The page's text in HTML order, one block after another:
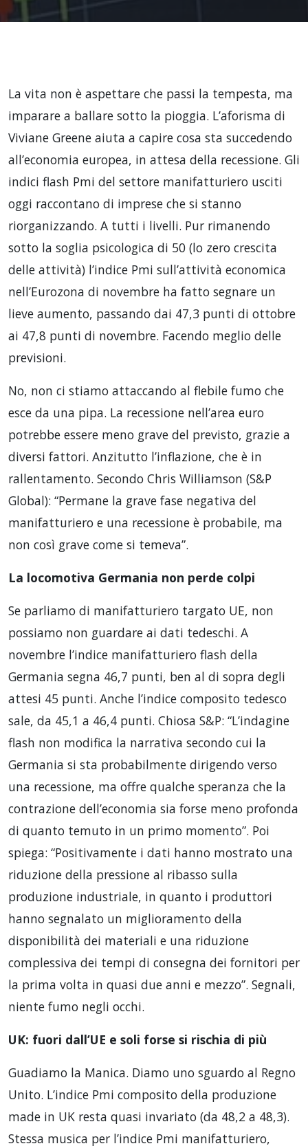
La vita non è aspettare che passi la tempesta, ma
imparare a ballare sotto la pioggia. L’aforisma di
Viviane Greene aiuta a capire cosa sta succedendo
all’economia europea, in attesa della recessione. Gli
indici flash Pmi del settore manifatturiero usciti
oggi raccontano di imprese che si stanno
riorganizzando. A tutti i livelli. Pur rimanendo
sotto la soglia psicologica di 50 (lo zero crescita
delle attività) l’indice Pmi sull’attività economica
nell’Eurozona di novembre ha fatto segnare un
lieve aumento, passando dai 47,3 punti di ottobre
ai 47,8 punti di novembre. Facendo meglio delle
previsioni.
No, non ci stiamo attaccando al flebile fumo che
esce da una pipa. La recessione nell’area euro
potrebbe essere meno grave del previsto, grazie a
diversi fattori. Anzitutto l’inflazione, che è in
rallentamento. Secondo Chris Williamson (S&P
Global): “Permane la grave fase negativa del
manifatturiero e una recessione è probabile, ma
non così grave come si temeva”.
La locomotiva Germania non perde colpi
Se parliamo di manifatturiero targato UE, non
possiamo non guardare ai dati tedeschi. A
novembre l’indice manifatturiero flash della
Germania segna 46,7 punti, ben al di sopra degli
attesi 45 punti. Anche l’indice composito tedesco
sale, da 45,1 a 46,4 punti. Chiosa S&P: “L’indagine
flash non modifica la narrativa secondo cui la
Germania si sta probabilmente dirigendo verso
una recessione, ma offre qualche speranza che la
contrazione dell’economia sia forse meno profonda
di quanto temuto in un primo momento”. Poi
spiega: “Positivamente i dati hanno mostrato una
riduzione della pressione al ribasso sulla
produzione industriale, in quanto i produttori
hanno segnalato un miglioramento della
disponibilità dei materiali e una riduzione
complessiva dei tempi di consegna dei fornitori per
la prima volta in quasi due anni e mezzo”. Segnali,
niente fumo negli occhi.
UK: fuori dall’UE e soli forse si rischia di più
Guadiamo la Manica. Diamo uno sguardo al Regno
Unito. L’indice Pmi composito della produzione
made in UK resta quasi invariato (da 48,2 a 48,3).
Stessa musica per l’indice Pmi manifatturiero,